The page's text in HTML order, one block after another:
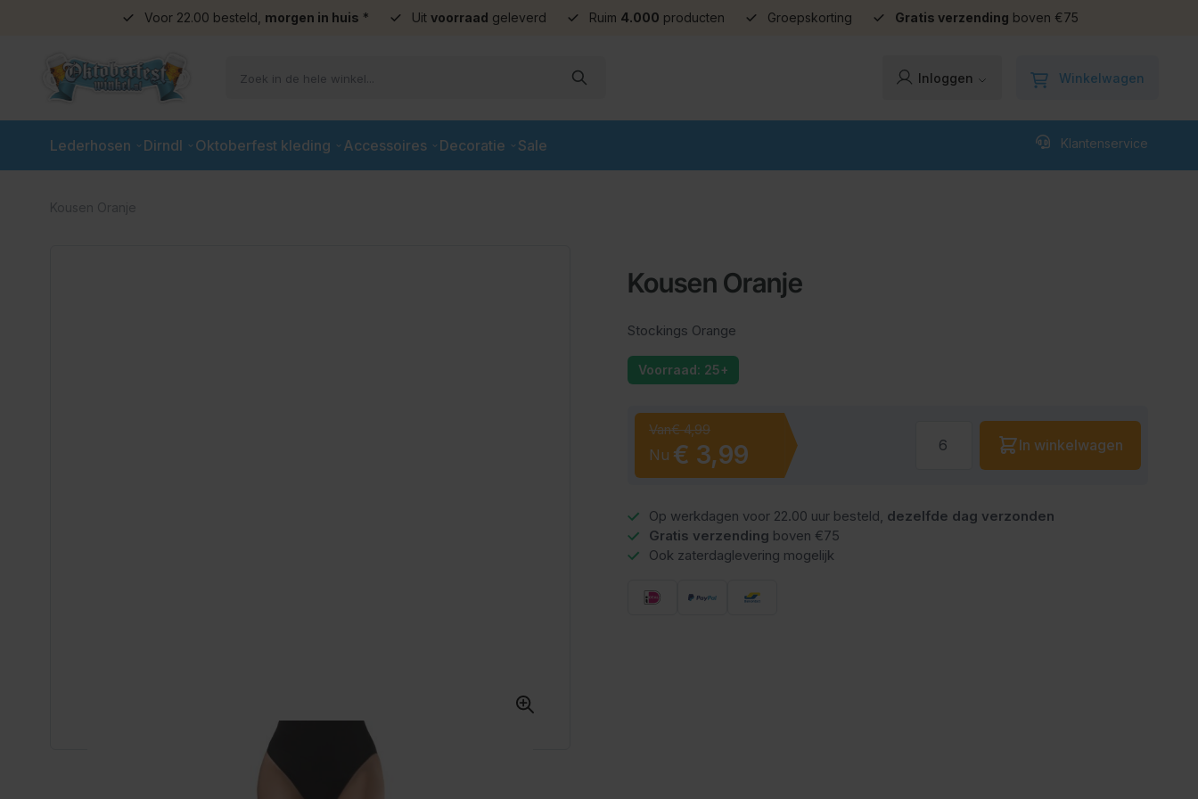
Voor 22.00 besteld, morgen in huis * Uit voorraad geleverd Ruim 4.000 producten Groepskorting Gratis verzending boven €75
Inloggen Winkelwagen
Lederhosen Dirndl Oktoberfest kleding Accessoires Decoratie Sale Klantenservice
Kousen Oranje
Kousen Oranje
Stockings Orange
Voorraad: 25+
Van€ 4,99
Nu € 3,99
In winkelwagen
Op werkdagen voor 22.00 uur besteld, dezelfde dag verzonden
Gratis verzending boven €75
Ook zaterdaglevering mogelijk